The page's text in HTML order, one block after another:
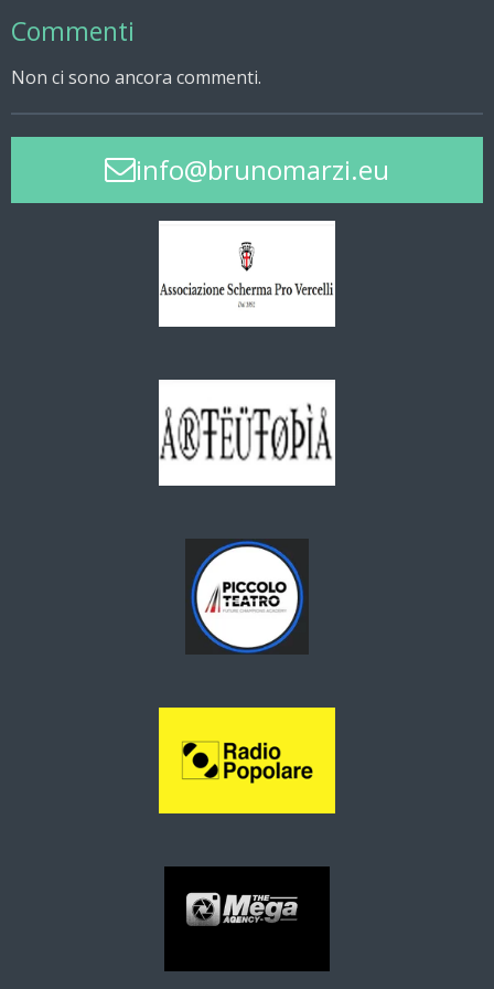
Commenti
Non ci sono ancora commenti.
info@brunomarzi.eu